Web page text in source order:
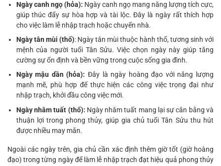
Ngày canh ngọ (hỏa): Ngày canh ngọ mang năng lượng tích cực,
giúp thúc đẩy sự hòa hợp và tài lộc. Đây là ngày rất thích hợp
cho việc làm lễ nhập trạch hoặc chuyển nhà.
Ngày tân mùi (thổ): Ngày tân mùi thuộc hành thổ, tương sinh với
mệnh của người tuổi Tân Sửu. Việc chọn ngày này giúp tăng
cường sự ổn định và bền vững trong cuộc sống gia đình.
Ngày mậu dần (hỏa): Đây là ngày hoàng đạo với năng lượng
mạnh mẽ, phù hợp để thực hiện các công việc trọng đại như
nhập trạch, khởi đầu công việc mới.
Ngày nhâm tuất (thổ): Ngày nhâm tuất mang lại sự cân bằng và
thuận lợi trong phong thủy, giúp gia chủ tuổi Tân Sửu thu hút
được nhiều may mắn.
Ngoài các ngày trên, gia chủ cần xác định thêm giờ tốt (giờ hoàng
đạo) trong từng ngày để làm lễ nhập trạch đạt hiệu quả phong thủy